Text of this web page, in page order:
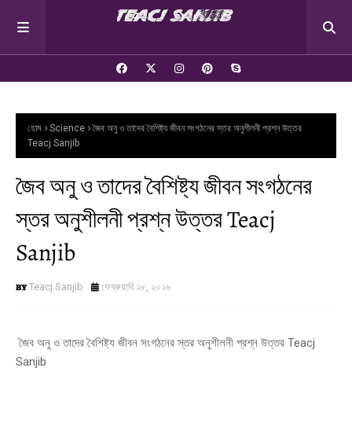
হোম Science
জৈব অনু ও তাদের বৈশিষ্ট্য জীবন সংগঠনের স্তর অনুশীলনী প্রশ্ন উত্তর
Teacj Sanjib
জৈব অনু ও তাদের বৈশিষ্ট্য জীবন সংগঠনের
স্তর অনুশীলনী প্রশ্ন উত্তর Teacj
Sanjib
Teacj Sanjib ফেব্রুয়ারি ২৮, ২০২৬
জৈব অনু ও তাদের বৈশিষ্ট্য জীবন সংগঠনের স্তর অনুশীলনী প্রশ্ন উত্তর Teacj
Sanjib